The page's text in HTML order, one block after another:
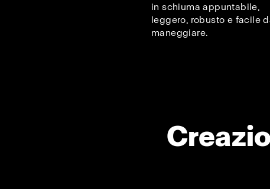
in schiuma appuntabile,
leggero, robusto e facile
maneggiare.